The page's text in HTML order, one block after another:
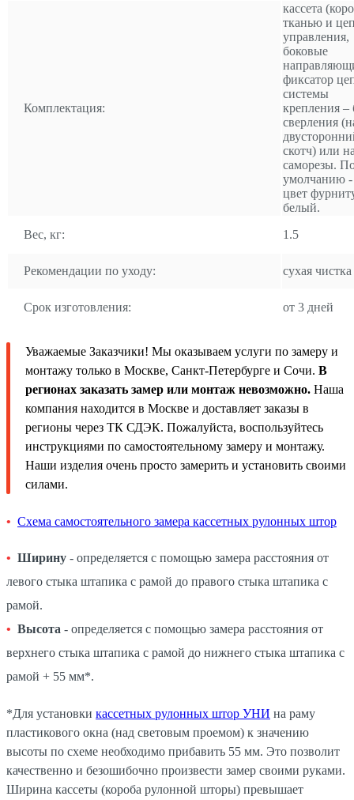
Комплектация:
кассета
тканью и
управления,
боковые
фиксатор
системы
крепления –
сверления
скотч) или
саморезы.
умолчанию -
цвет
белый.
Вес, кг:
1.5
Рекомендации по уходу: сухая чистка
Срок изготовления: от 3 дней
Уважаемые Заказчики! Мы оказываем услуги по замеру и
монтажу только в Москве, Санкт-Петербурге и Сочи. В
регионах заказать замер или монтаж невозможно. Наша
компания находится в Москве и доставляет заказы в
регионы через ТК СДЭК. Пожалуйста, воспользуйтесь
инструкциями по самостоятельному замеру и монтажу.
Наши изделия очень просто замерить и установить своими
силами.
Схема самостоятельного замера кассетных рулонных штор
Ширину - определяется с помощью замера расстояния от
левого стыка штапика с рамой до правого стыка штапика с
рамой.
Высота - определяется с помощью замера расстояния от
верхнего стыка штапика с рамой до нижнего стыка штапика с
рамой + 55 мм*.
*Для установки кассетных рулонных штор УНИ на раму
пластикового окна (над световым проемом) к значению
высоты по схеме необходимо прибавить 55 мм. Это позволит
качественно и безошибочно произвести замер своими руками.
Ширина кассеты (короба рулонной шторы) превышает